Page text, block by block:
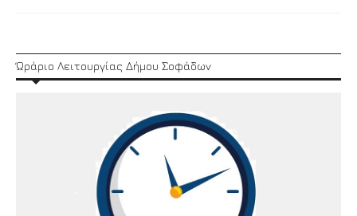
Ώράριο Λειτουργίας Δήμου Σοφάδων